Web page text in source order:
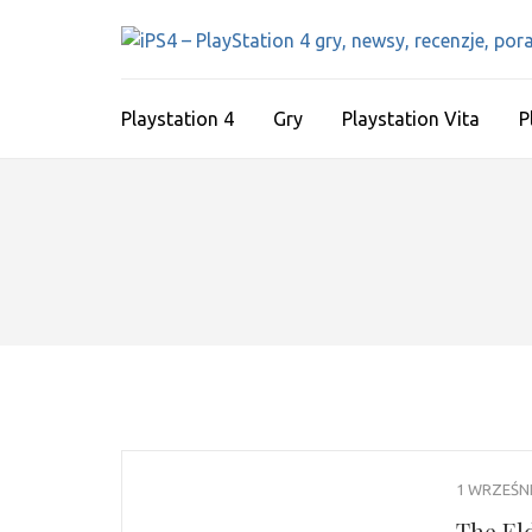
Playstation 4 Gry Playstation Vita
1